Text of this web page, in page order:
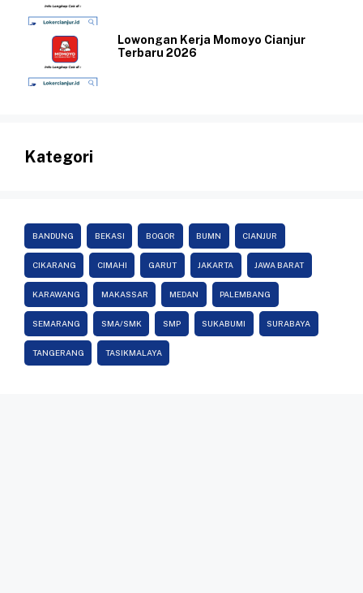
Lowongan Kerja Momoyo Cianjur
Terbaru 2026
Kategori
BANDUNG BEKASI BOGOR BUMN CIANJUR
CIKARANG CIMAHI GARUT JAKARTA JAWA BARAT
KARAWANG MAKASSAR MEDAN PALEMBANG
SEMARANG SMA/SMK SMP SUKABUMI SURABAYA
TANGERANG TASIKMALAYA